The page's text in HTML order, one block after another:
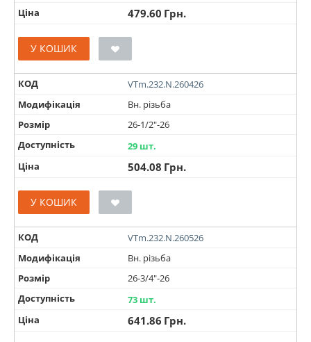
Ціна
479.60 Грн.
У КОШИК
КОД
VTm.232.N.260426
Модифікація
Вн. різьба
Розмір
26-1/2"-26
Доступність
29 шт.
Ціна
504.08 Грн.
У КОШИК
КОД
VTm.232.N.260526
Модифікація
Вн. різьба
Розмір
26-3/4"-26
Доступність
73 шт.
Ціна
641.86 Грн.